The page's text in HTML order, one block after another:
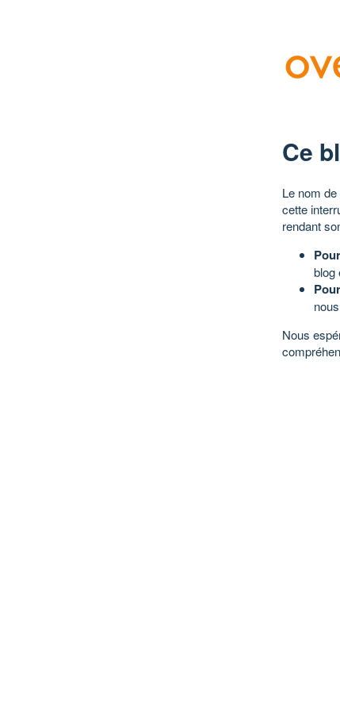
Ce
Le nom
cette
rendant
blog
Nous